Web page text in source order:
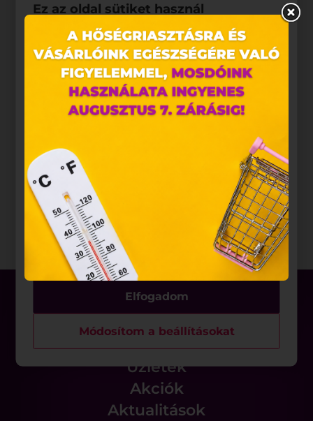
Üzletek
Akciók
Aktualitások
Ez az oldal sütiket használ
Weboldalunkon „cookie"-kat (továbbiakban „süti")
alkalmazunk. Ezek olyan fájlok, melyek információt
tárolnak webes böngészőjében. Ehhez az Ön
hozzájárulása szükséges.
A „sütiket" az elektronikus hírközlésről szóló 2003.
összefüggő szolgáltatások egyes kérdéseiről szóló
2001. évi CVIII. törvény, valamint az Európai Unió
előírásainak megfelelően használjuk. Azon
weblapoknak, melyek az Európai Unió országain
belül működnek, a „sütik" használatához, és
ezeknek a felhasználó számítógépén vagy egyéb
eszközén történő tárolásához a felhasználók
hozzájárulását kell kérniük.
Elfogadom
Módosítom a beállításokat